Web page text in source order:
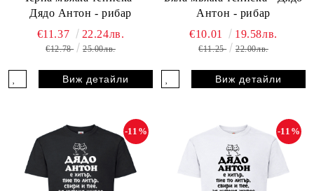
Дядо Антон - рибар
€11.37 22.24лв.
€12.78 25.00лв.
Виж детайли
Антон - рибар
€10.01 19.58лв.
€11.25 22.00лв.
Виж детайли
-11% -11%